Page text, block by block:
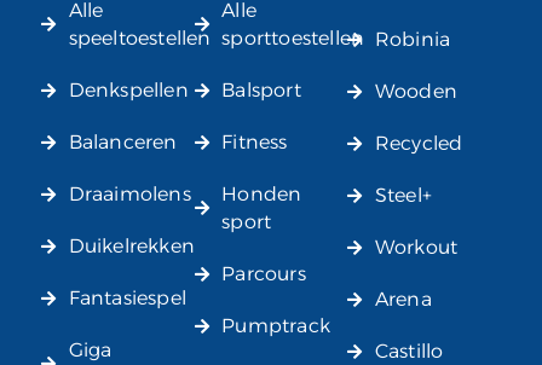
Alle
speeltoestellen
Denkspellen
Balanceren
Draaimolens
Duikelrekken
Fantasiespel
Giga
Alle
sporttoestellen
Balsport
Fitness
Honden
sport
Parcours
Pumptrack
Robinia
Wooden
Recycled
Steel+
Workout
Arena
Castillo